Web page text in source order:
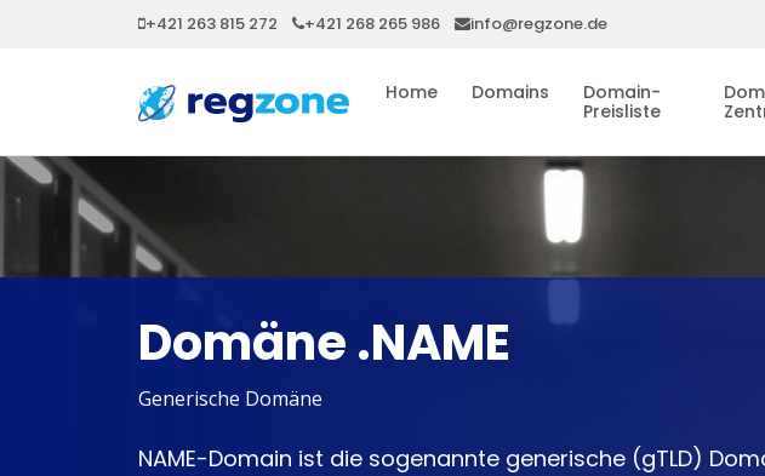
+421 263 815 272 +421 268 265 986 info@regzone.de
Home Domains
Domain-
Preisliste
Domäne .NAME
Generische Domäne
NAME-Domain ist die sogenannte generische (gTLD)